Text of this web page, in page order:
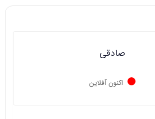
صادقی
اکنون آفلاین